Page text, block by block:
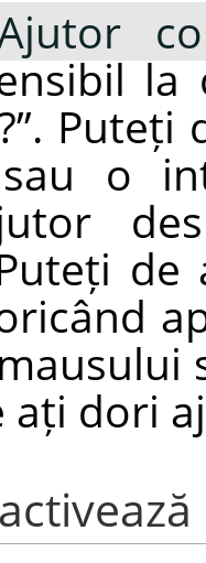
”. Puteți
o
de
ați dori